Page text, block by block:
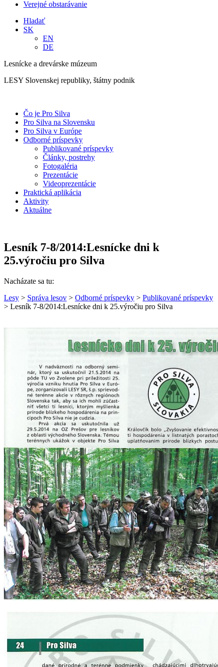
Verejné obstarávanie
Hladať
SK
EN
DE
Lesnícke a drevárske múzeum
LESY Slovenskej republiky, štátny podnik
Čo je Pro Silva
Pro Silva na Slovensku
Pro Silva v Európe
Odborné príspevky
Publikované príspevky
Články, postrehy
Fotogaléria
Prezentácie
Videoprezentácie
Praktická aplikácia
Aktivity
Aktuálne
Lesník 7-8/2014:Lesnícke dni k
25.výročiu pro Silva
Nacházate sa tu:
Lesy > Správa lesov > Odborné príspevky > Publikované príspevky
> Lesník 7-8/2014:Lesnícke dni k 25.výročiu pro Silva